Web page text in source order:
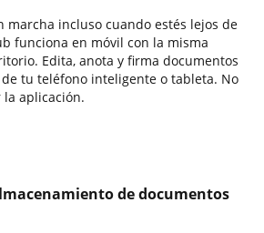
marcha incluso cuando estés lejos de
funciona en móvil con la misma
Edita, anota y firma documentos
tu teléfono inteligente o tableta. No
aplicación.
de documentos